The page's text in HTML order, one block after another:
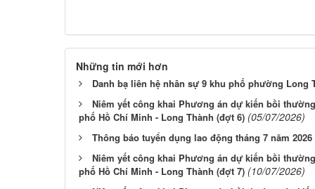
Những tin mới hơn
Danh bạ liên hệ nhân sự 9 khu phố phường Long
Niêm yết công khai Phương án dự kiến bồi
phố Hồ Chí Minh - Long Thành (đợt 6) (05/07/2026)
Thông báo tuyển dụng lao động tháng 7 năm 2026
Niêm yết công khai Phương án dự kiến bồi
phố Hồ Chí Minh - Long Thành (đợt 7) (10/07/2026)